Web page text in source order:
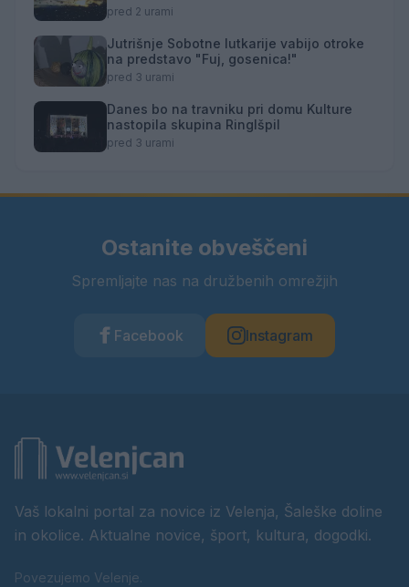
pred 2 urami
Jutrišnje Sobotne lutkarije vabijo otroke
na predstavo "Fuj, gosenica!"
pred 3 urami
Danes bo na travniku pri domu Kulture
nastopila skupina Ringlšpil
pred 3 urami
Ostanite obveščeni
Spremljajte nas na družbenih omrežjih
Facebook Instagram
Vaš lokalni portal za novice iz Velenja, Šaleške doline
in okolice. Aktualne novice, šport, kultura, dogodki.
Povezujemo Velenje.